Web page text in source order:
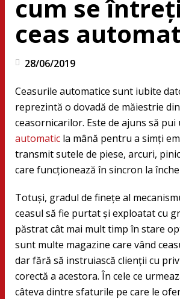
cum se
ceas
28/06/2019
Ceasurile automatice sunt iubite
reprezintă o dovadă de măiestrie
ceasornicarilor. Este de ajuns să pui
automatic la mână pentru a simți
transmit sutele de piese, arcuri,
care funcționează în sincron la
Totuși, gradul de finețe al
ceasul să fie purtat și exploatat cu
păstrat cât mai mult timp în stare
sunt multe magazine care vând
dar fără să instruiască clienții cu
corectă a acestora. În cele ce
câteva dintre sfaturile pe care le